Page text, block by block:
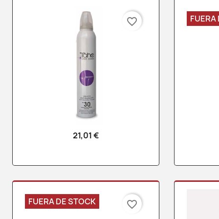
Vista rápida
21,01 €
favorite_border FUERA
FUERA DE STOCK favorite_border